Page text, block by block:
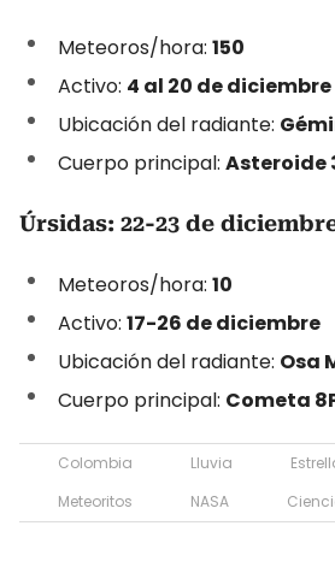
Meteoros/hora: 150
Activo: 4 al 20 de diciembre
Ubicación del radiante:
Cuerpo principal: Asteroide
Úrsidas: 22-23 de
Meteoros/hora: 10
Activo: 17-26 de diciembre
Ubicación del radiante: Osa
Cuerpo principal: Cometa
Colombia Lluvia
Meteoritos
NASA